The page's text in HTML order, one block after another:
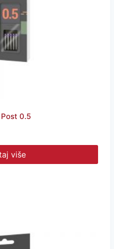
0.5
više